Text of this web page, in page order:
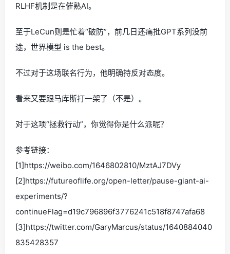
RLHF机制是在催熟AI。
至于LeCun则是忙着“破防”，前几日还痛批GPT系列没前
途，世界模型 is the best。
不过对于这场联名行为，他明确持反对态度。
看来又要跟马库斯打一架了（不是）。
对于这项“拯救行动”，你觉得你是什么派呢？
参考链接：
[1]https://weibo.com/1646802810/MztAJ7DVy
[2]https://futureoflife.org/open-letter/pause-giant-ai-
experiments/?
continueFlag=d19c796896f3776241c518f8747afa68
[3]https://twitter.com/GaryMarcus/status/1640884040
835428357